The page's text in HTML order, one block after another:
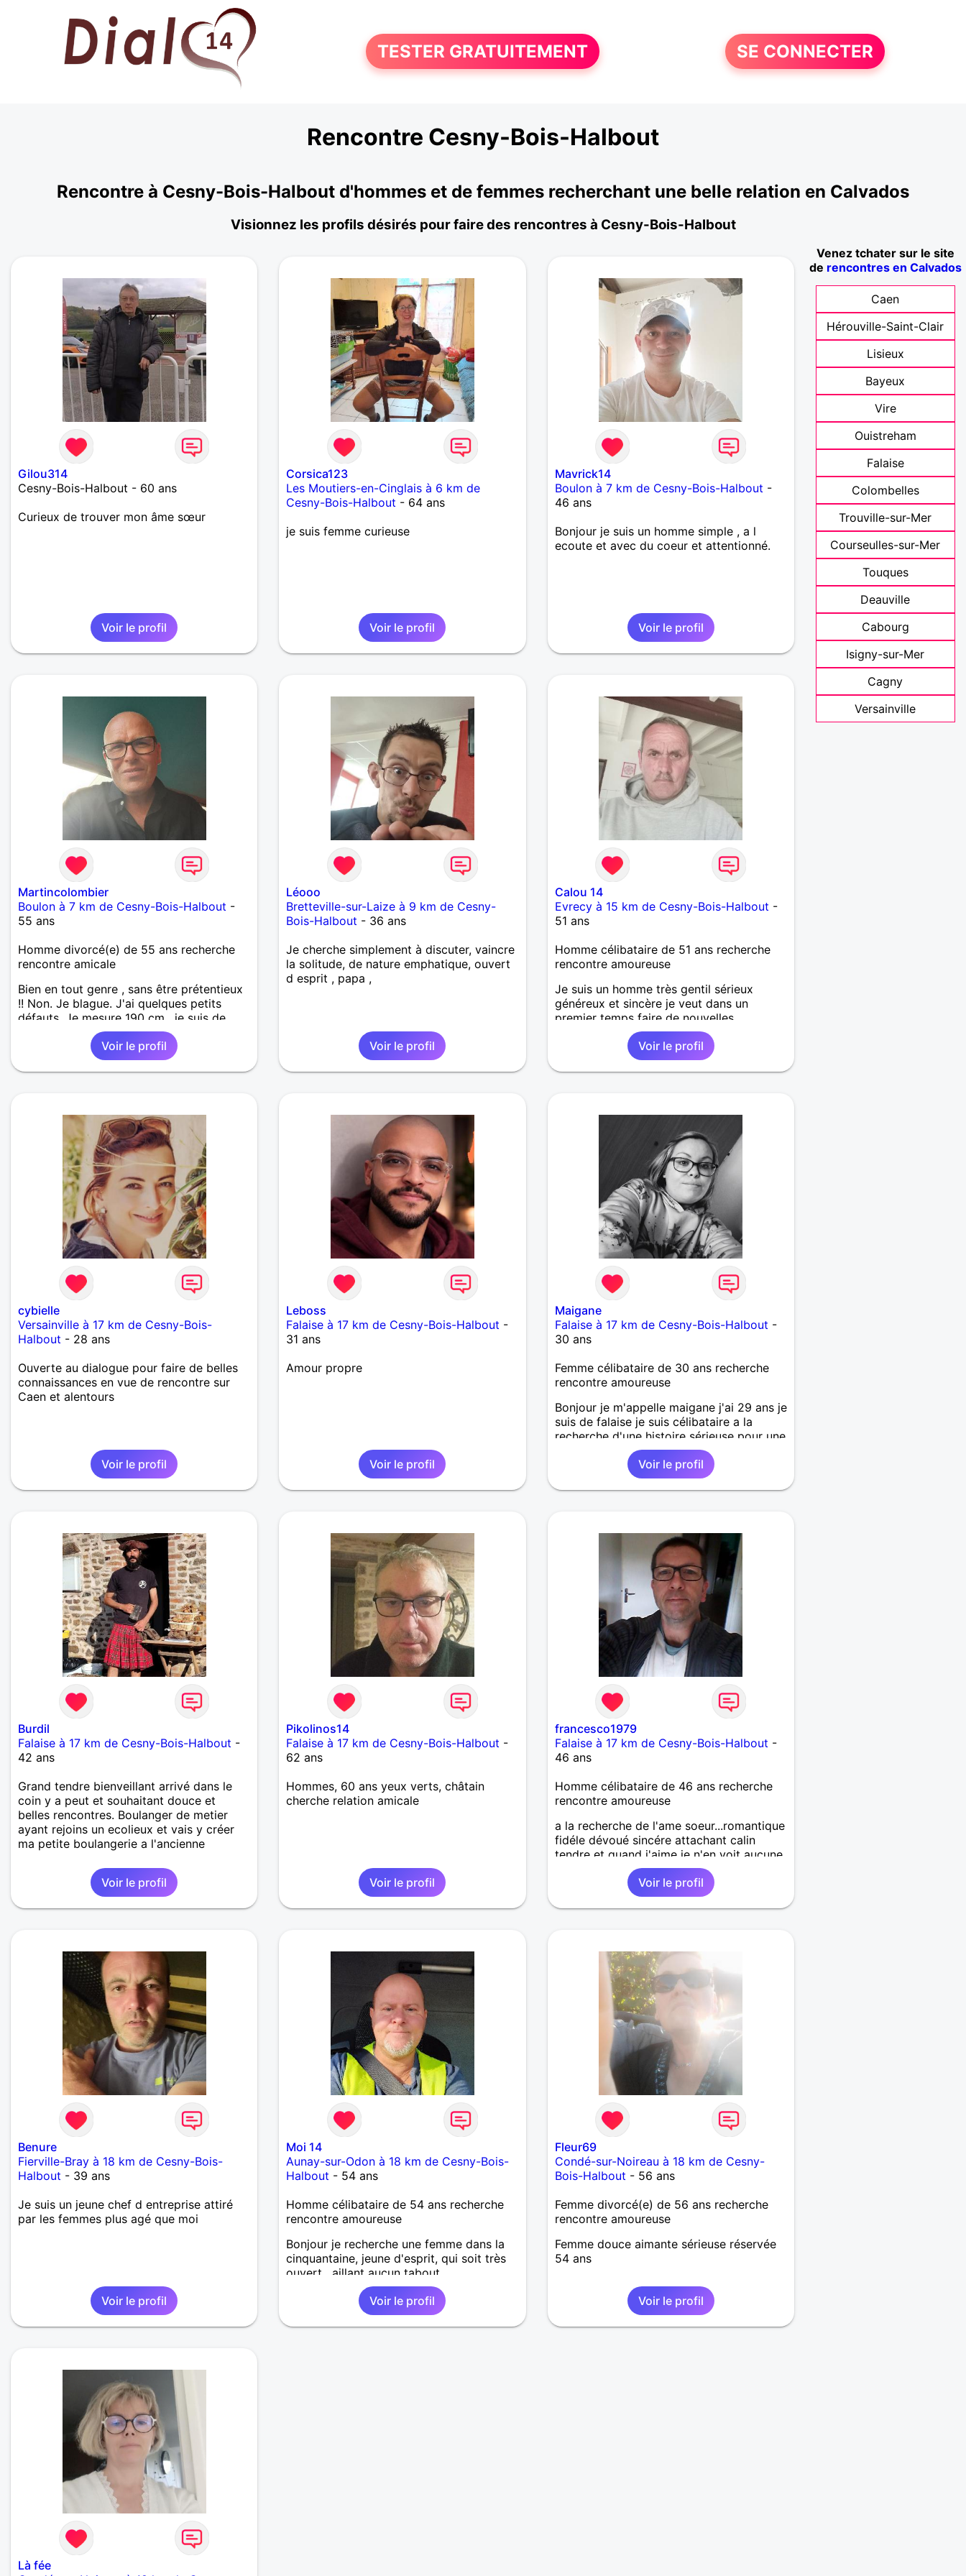
TESTER GRATUITEMENT SE CONNECTER
Rencontre Cesny-Bois-Halbout
Rencontre à Cesny-Bois-Halbout d'hommes et de femmes recherchant une belle relation en Calvados
Visionnez les profils désirés pour faire des rencontres à Cesny-Bois-Halbout
Gilou314
Cesny-Bois-Halbout - 60 ans
Curieux de trouver mon âme sœur
Voir le profil
Corsica123
Les Moutiers-en-Cinglais à 6 km de
Cesny-Bois-Halbout - 64 ans
je suis femme curieuse
Voir le profil
Mavrick14
Boulon à 7 km de Cesny-Bois-Halbout -
46 ans
Bonjour je suis un homme simple , a l
ecoute et avec du coeur et attentionné.
Voir le profil
Martincolombier
Boulon à 7 km de Cesny-Bois-Halbout -
55 ans
Homme divorcé(e) de 55 ans recherche
rencontre amicale
Bien en tout genre , sans être prétentieux
!! Non. Je blague. J'ai quelques petits
défauts. Je mesure 190 cm , je suis de
Normandie, et je travaille en pleine nature
Voir le profil
Léooo
Bretteville-sur-Laize à 9 km de Cesny-
Bois-Halbout - 36 ans
Je cherche simplement à discuter, vaincre
la solitude, de nature emphatique, ouvert
d esprit , papa ,
Voir le profil
Calou 14
Evrecy à 15 km de Cesny-Bois-Halbout -
51 ans
Homme célibataire de 51 ans recherche
rencontre amoureuse
Je suis un homme très gentil sérieux
généreux et sincère je veut dans un
premier temps faire de nouvelles
connaissances
Voir le profil
cybielle
Versainville à 17 km de Cesny-Bois-
Halbout - 28 ans
Ouverte au dialogue pour faire de belles
connaissances en vue de rencontre sur
Caen et alentours
Voir le profil
Leboss
Falaise à 17 km de Cesny-Bois-Halbout -
31 ans
Amour propre
Voir le profil
Maigane
Falaise à 17 km de Cesny-Bois-Halbout -
30 ans
Femme célibataire de 30 ans recherche
rencontre amoureuse
Bonjour je m'appelle maigane j'ai 29 ans je
suis de falaise je suis célibataire a la
recherche d'une histoire sérieuse pour une
histoire durable
Voir le profil
Burdil
Falaise à 17 km de Cesny-Bois-Halbout -
42 ans
Grand tendre bienveillant arrivé dans le
coin y a peut et souhaitant douce et
belles rencontres. Boulanger de metier
ayant rejoins un ecolieux et vais y créer
ma petite boulangerie a l'ancienne
Voir le profil
Pikolinos14
Falaise à 17 km de Cesny-Bois-Halbout -
62 ans
Hommes, 60 ans yeux verts, châtain
cherche relation amicale
Voir le profil
francesco1979
Falaise à 17 km de Cesny-Bois-Halbout -
46 ans
Homme célibataire de 46 ans recherche
rencontre amoureuse
a la recherche de l'ame soeur...romantique
fidéle dévoué sincére attachant calin
tendre et quand j'aime je n'en voit aucune
autre.....je nesais pas si cela est un défaut
mais je ne suis pas matérialiste mais par
contre j'aime la sincérité,le respect, la
politesse et l'engagement.
Voir le profil
Benure
Fierville-Bray à 18 km de Cesny-Bois-
Halbout - 39 ans
Je suis un jeune chef d entreprise attiré
par les femmes plus agé que moi
Voir le profil
Moi 14
Aunay-sur-Odon à 18 km de Cesny-Bois-
Halbout - 54 ans
Homme célibataire de 54 ans recherche
rencontre amoureuse
Bonjour je recherche une femme dans la
cinquantaine, jeune d'esprit, qui soit très
ouvert , aillant aucun tabout
Voir le profil
Fleur69
Condé-sur-Noireau à 18 km de Cesny-
Bois-Halbout - 56 ans
Femme divorcé(e) de 56 ans recherche
rencontre amoureuse
Femme douce aimante sérieuse réservée
54 ans
Voir le profil
Là fée
Venez tchater sur le site
de rencontres en Calvados
Caen
Hérouville-Saint-Clair
Lisieux
Bayeux
Vire
Ouistreham
Falaise
Colombelles
Trouville-sur-Mer
Courseulles-sur-Mer
Touques
Deauville
Cabourg
Isigny-sur-Mer
Cagny
Versainville